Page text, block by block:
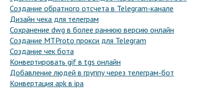
Создание обратного отсчета в Telegram-канале
Дизайн чека для телеграм
Сохранение dwg в более раннюю версию онлайн
Создание MTProto прокси для Telegram
Создание чек бота
Конвертировать gif в tgs онлайн
Добавление людей в группу через телеграм-бот
Конвертация apk в ipa